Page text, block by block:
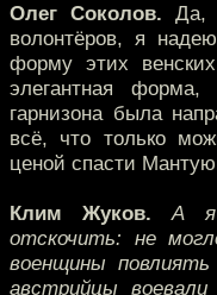
Олег Соколов. Да,
волонтёров, я
форму этих
элегантная форма,
гарнизона была
всё, что только
ценой спасти
Клим Жуков. А я
отскочить: не
военщины
австрийцы